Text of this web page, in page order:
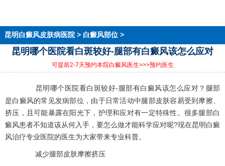
昆明白癜风皮肤病医院> 白癜风部位>
昆明哪个医院看白斑较好-腿部有白癜风该怎么应对
可提前2-7天预约本院白癜风医生>>>预约医生
昆明哪个医院看白斑较好-腿部有白癜风该怎么应对？腿部
是白癜风的常见发病部位，由于日常活动中腿部皮肤容易受到摩擦、
挤压，且可能暴露在阳光下，护理和应对有一定特殊性。很多腿部白
癜风患者不知道该从何入手，要怎么做才能科学应对呢?现在昆明白癜
风治疗专业医院的医生为大家带来专业科普。
减少腿部皮肤摩擦挤压